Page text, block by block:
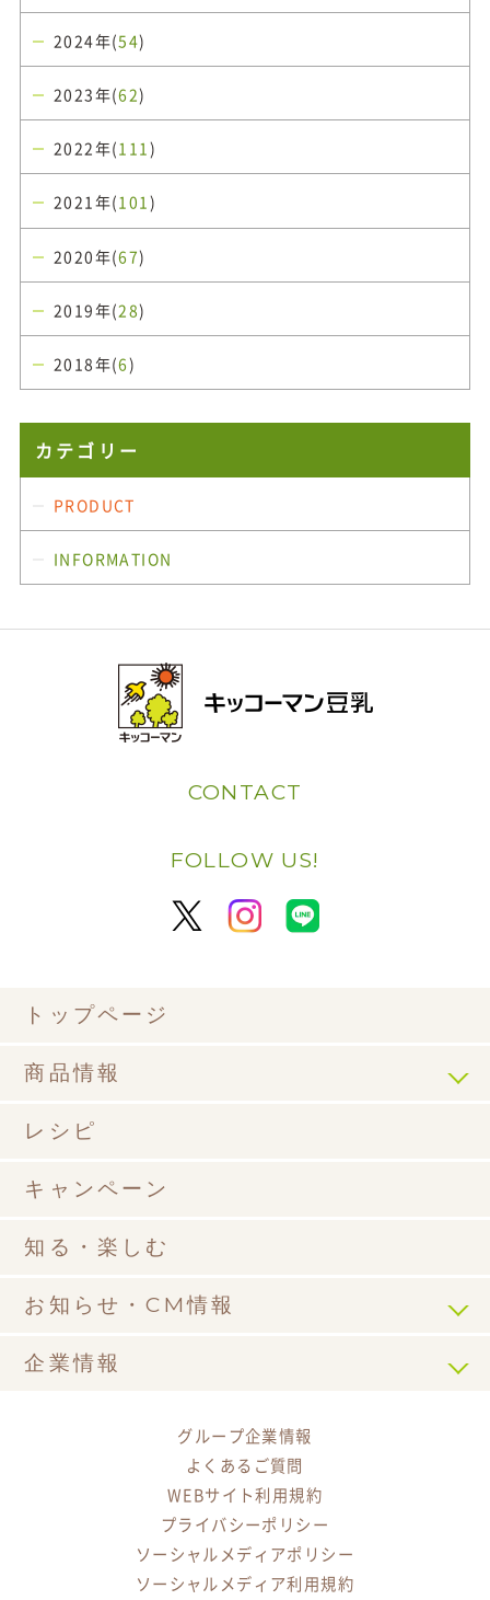
2024年(54)
2023年(62)
2022年(111)
2021年(101)
2020年(67)
2019年(28)
2018年(6)
カテゴリー
PRODUCT
INFORMATION
CONTACT
FOLLOW US!
トップページ
商品情報
レシピ
キャンペーン
知る・楽しむ
お知らせ・CM情報
企業情報
グループ企業情報
よくあるご質問
WEBサイト利用規約
プライバシーポリシー
ソーシャルメディアポリシー
ソーシャルメディア利用規約